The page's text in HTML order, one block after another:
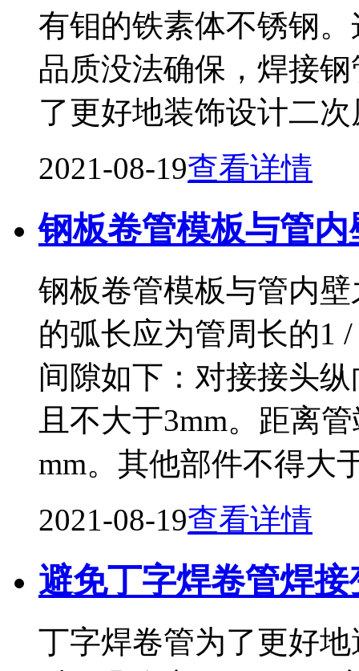
有钼的铁素体不锈钢
品质没法确保，焊接
了更好地装饰设计二
2021-08-19查看详情
钢板卷管模板与管
钢板卷管模板与管内
的弧长应为管周长的1
间隙如下：对接接头
且不大于3mm。距离
mm。其他部件不得大
2021-08-19查看详情
避免丁字焊卷管焊
丁字焊卷管为了更好